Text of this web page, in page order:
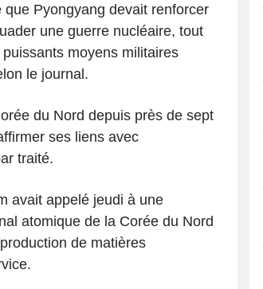
Pyongyang devait renforcer
une guerre nucléaire, tout
moyens militaires
le journal.
du Nord depuis près de sept
ses liens avec
traité.
avait appelé jeudi à une
atomique de la Corée du Nord
de matières